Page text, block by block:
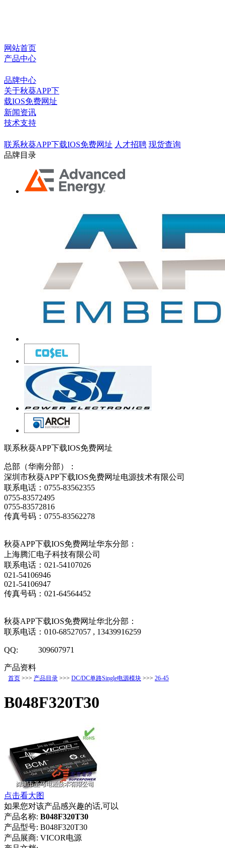
网站首页
产品中心
品牌中心
关于秋葵APP下
载IOS免费网址
新闻资讯
技术支持
联系秋葵APP下载IOS免费网址 人才招聘 现货查询
品牌目录
联系秋葵APP下载IOS免费网址
总部（华南分部）：
深圳市秋葵APP下载IOS免费网址电源技术有限公司
联系电话：0755-83562355
0755-83572495
0755-83572816
传真号码：0755-83562278
秋葵APP下载IOS免费网址华东分部：
上海腾汇电子科技有限公司
联系电话：021-54107026
021-54106946
021-54106947
传真号码：021-64564452
秋葵APP下载IOS免费网址华北分部：
联系电话：010-68527057 , 13439916259
QQ: 309607971
产品资料
首页 >>> 产品目录 >>> DC/DC单路Single电源模块 >>> 26-45
B048F320T30
点击看大图
如果您对该产品感兴趣的话,可以
产品名称: B048F320T30
产品型号: B048F320T30
产品展商: VICOR电源